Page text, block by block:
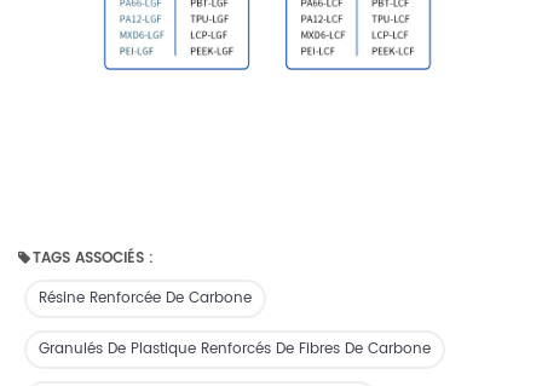
TAGS ASSOCIÉS :
Résine Renforcée De Carbone
Granulés De Plastique Renforcés De Fibres De Carbone